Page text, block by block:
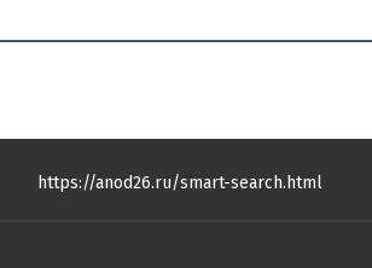
https://anod26.ru/smart-search.html